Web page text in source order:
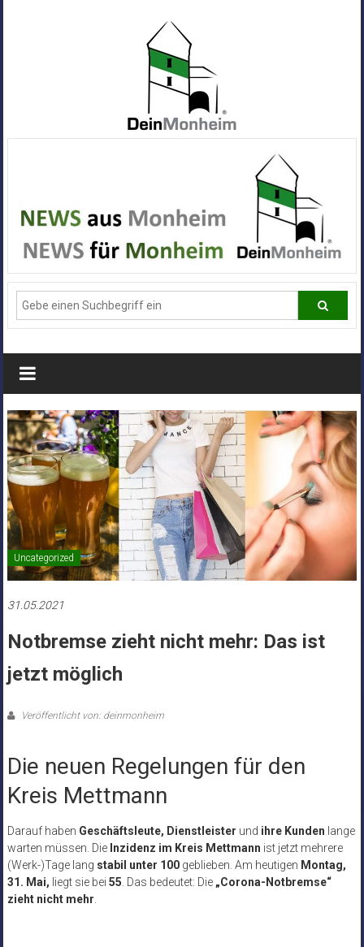
Alle
News
aus
Deiner
Stadt
Monheim
Uncategorized
31.05.2021
Notbremse zieht nicht mehr: Das ist
jetzt möglich
Veröffentlicht von: deinmonheim
Die neuen Regelungen für den
Kreis Mettmann
Darauf haben Geschäftsleute, Dienstleister und ihre Kunden lange
warten müssen. Die Inzidenz im Kreis Mettmann ist jetzt mehrere
(Werk-)Tage lang stabil unter 100geblieben. Am heutigen Montag,
31. Mai, liegt sie bei 55 . Das bedeutet: Die „Corona-Notbremse“
zieht nicht mehr